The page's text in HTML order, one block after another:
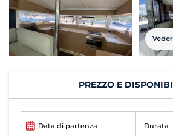
PREZZO E
Data di partenza Durata